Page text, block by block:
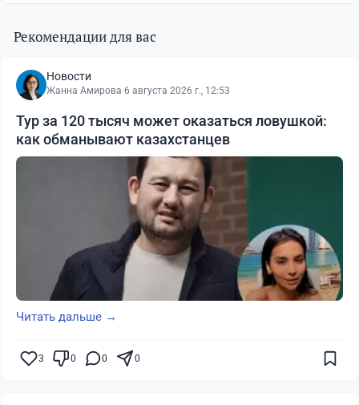
Рекомендации для вас
Новости
Жанна Амирова·6 августа 2026 г., 12:53
Тур за 120 тысяч может оказаться ловушкой:
как обманывают казахстанцев
Читать дальше →
3 0 0 0